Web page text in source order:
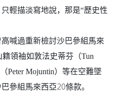
輕描淡寫地說，那是“歷史性
喊過重新檢討沙巴參組馬來
領袖如敦法史蒂芬（Tun
Peter Mojuntin）等在空難墜
參組馬來西亞20條款。